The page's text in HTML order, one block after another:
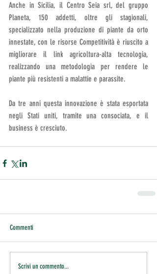
Anche in Sicilia, il Centro Seia srl, del gruppo
Planeta, 150 addetti, oltre gli stagionali,
specializzato nella produzione di piante da orto
innestate, con le risorse Competitività è riuscito a
migliorare il link agricoltura-alta tecnologia,
realizzando una metodologia per rendere le
piante più resistenti a malattie e parassite.
Da tre anni questa innovazione è stata esportata
negli Stati uniti, tramite una consociata, e il
business è cresciuto.
Commenti
Scrivi un commento...